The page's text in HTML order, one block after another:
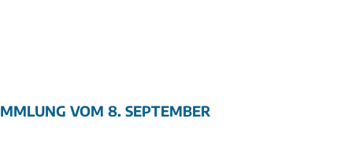
VOM 8. SEPTEMBER